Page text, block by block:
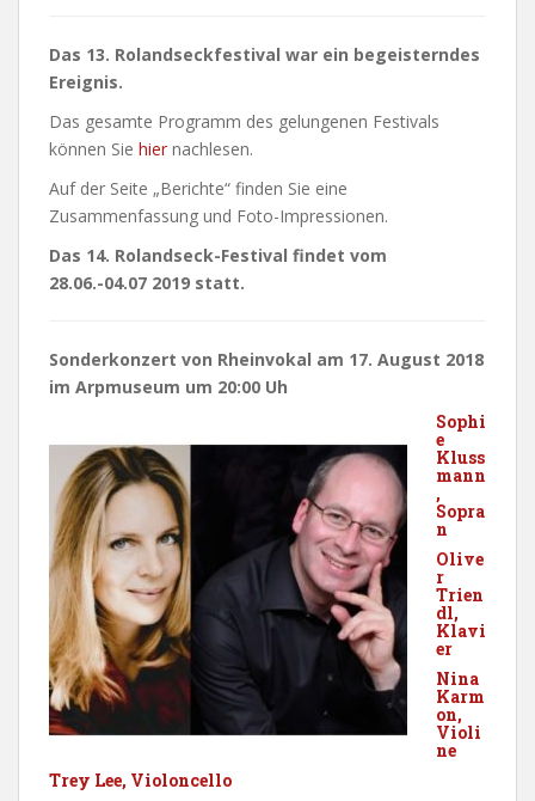
Das 13. Rolandseckfestival war ein begeisterndes
Ereignis.
Das gesamte Programm des gelungenen Festivals
können Sie hier nachlesen.
Auf der Seite „Berichte“ finden Sie eine
Zusammenfassung und Foto-Impressionen.
Das 14. Rolandseck-Festival findet vom
28.06.-04.07 2019 statt.
Sonderkonzert von Rheinvokal am 17. August 2018
im Arpmuseum um 20:00 Uh
Sophi
e
Kluss
mann
,
Sopra
n
Olive
r
Trien
dl,
Klavi
er
Nina
Karm
on,
Violi
ne
Trey Lee, Violoncello